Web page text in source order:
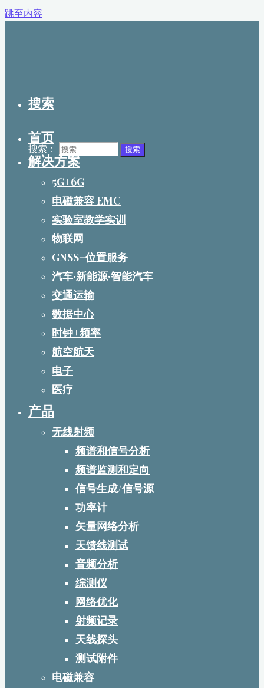
跳至内容
搜索
搜索： 搜索
首页
解决方案
5G+6G
电磁兼容 EMC
实验室教学实训
物联网
GNSS+位置服务
汽车·新能源·智能汽车
交通运输
数据中心
时钟+频率
航空航天
电子
医疗
产品
无线射频
频谱和信号分析
频谱监测和定向
信号生成/信号源
功率计
矢量网络分析
天馈线测试
音频分析
综测仪
网络优化
射频记录
天线探头
测试附件
电磁兼容